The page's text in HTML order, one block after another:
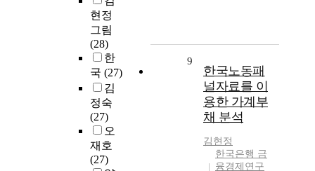
현정
그림
(28)
한
국 (27)
김
정숙
(27)
오
재호
(27)
9
한국노동패
널자료를 이
용한 가계부
채 분석
김현정
한국은행 금
융경제연구